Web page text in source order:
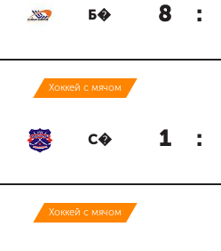
Б� 8 :
Хоккей с мячом
С� 1 :
Хоккей с мячом